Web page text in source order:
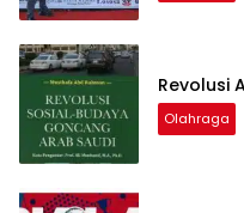
Revolusi
Olahraga